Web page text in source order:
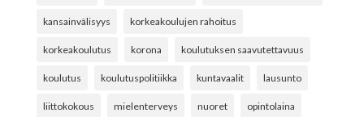
kansainvälisyys korkeakoulujen rahoitus
korkeakoulutus korona koulutuksen saavutettavuus
koulutus koulutuspolitiikka kuntavaalit lausunto
liittokokous mielenterveys nuoret opintolaina